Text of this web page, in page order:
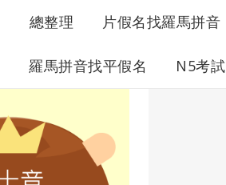
總整理 片假名找羅馬拼音
羅馬拼音找平假名 N5考試